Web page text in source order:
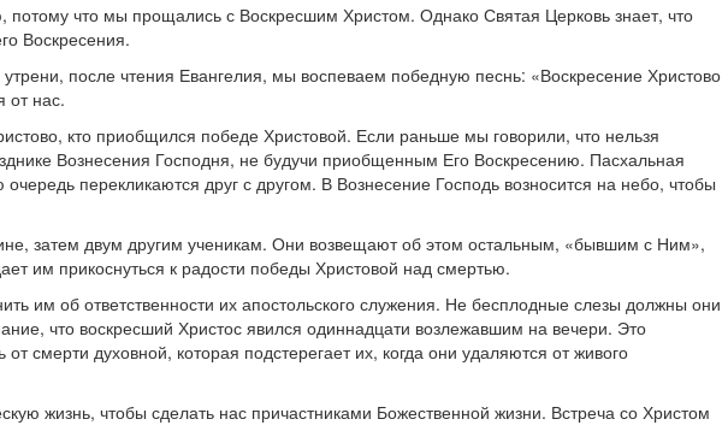
что мы прощались с Воскресшим Христом. Однако Святая Церковь знает, что
Воскресения.
после чтения Евангелия, мы воспеваем победную песнь: «Воскресение Христово
от нас.
кто приобщился победе Христовой. Если раньше мы говорили, что нельзя
Вознесения Господня, не будучи приобщенным Его Воскресению. Пасхальная
перекликаются друг с другом. В Вознесение Господь возносится на небо, чтобы
затем двум другим ученикам. Они возвещают об этом остальным, «бывшим с Ним»,
им прикоснуться к радости победы Христовой над смертью.
им об ответственности их апостольского служения. Не бесплодные слезы должны они
что воскресший Христос явился одиннадцати возлежавшим на вечери. Это
смерти духовной, которая подстерегает их, когда они удаляются от живого
жизнь, чтобы сделать нас причастниками Божественной жизни. Встреча со Христом